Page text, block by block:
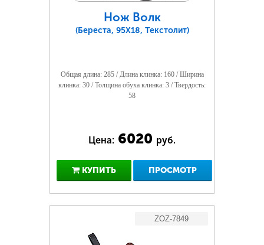
Нож Волк
(Береста, 95Х18, Текстолит)
Общая длина: 285 / Длина клинка: 160 / Ширина
клинка: 30 / Толщина обуха клинка: 3 / Твердость:
58
Цена: 6020 руб.
КУПИТЬ ПРОСМОТР
ZOZ-7849